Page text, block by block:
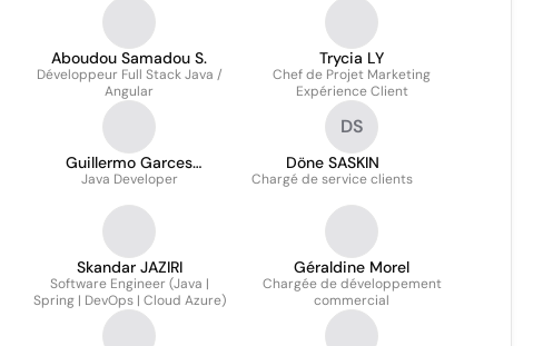
Aboudou Samadou S.
Développeur Full Stack Java /
Angular
Trycia LY
Chef de Projet Marketing
Expérience Client
Guillermo Garces
Rodriguez
Java Developer
DS
Döne SASKIN
Chargé de service clients
Skandar JAZIRI
Software Engineer (Java |
Spring | DevOps | Cloud Azure)
Géraldine Morel
Chargée de développement
commercial